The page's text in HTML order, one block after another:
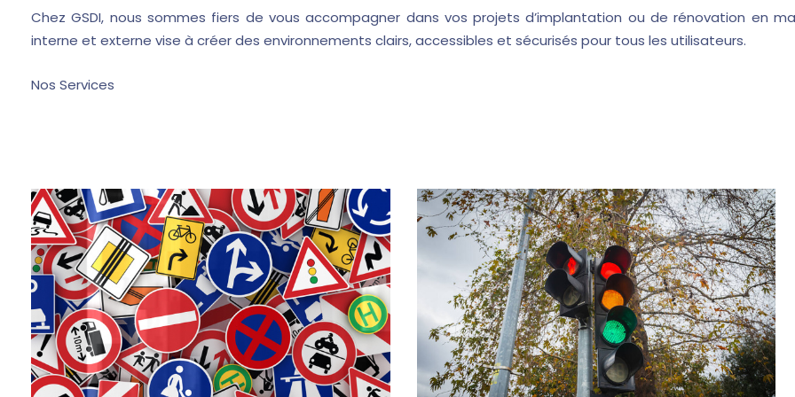
Chez GSDI, nous sommes fiers de vous accompagner dans vos projets d’implantation ou de rénovation en
interne et externe vise à créer des environnements clairs, accessibles et sécurisés pour tous les utilisateurs.
Nos Services